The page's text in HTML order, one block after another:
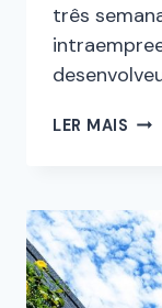
três
LER MAIS